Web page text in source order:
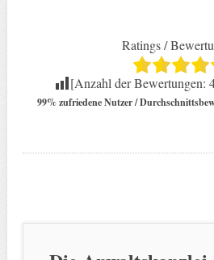
Ratings /
[Anzahl der Bewertungen:
99% zufriedene Nutzer /